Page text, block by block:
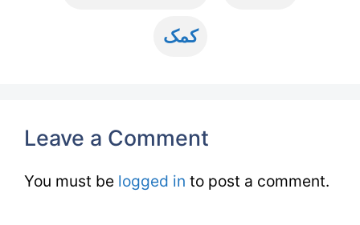
کمک
Leave a Comment
You must be logged in to post a comment.